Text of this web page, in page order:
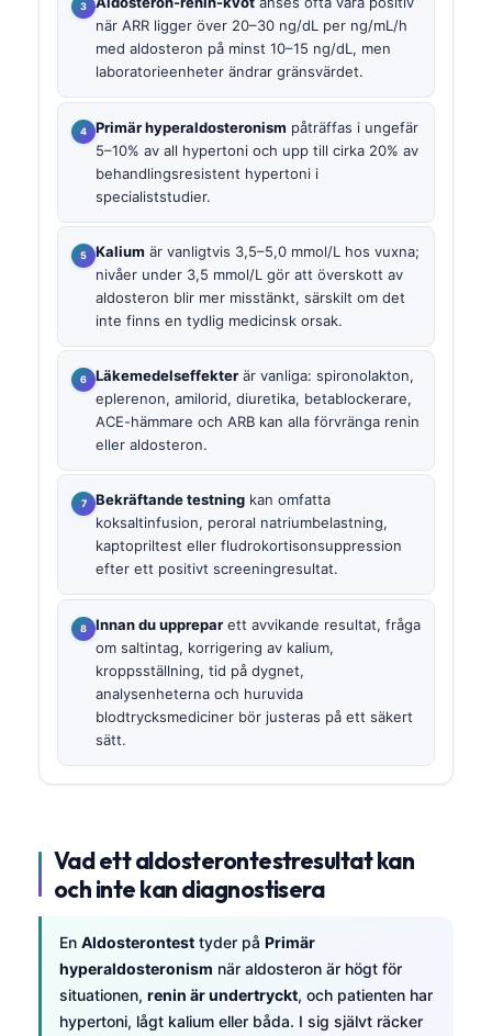
när ARR ligger över 20–30 ng/dL per ng/mL/h
med aldosteron på minst 10–15 ng/dL, men
laboratorieenheter ändrar gränsvärdet.
Primär hyperaldosteronism påträffas i ungefär
5–10% av all hypertoni och upp till cirka 20% av
behandlingsresistent hypertoni i
specialiststudier.
Kalium är vanligtvis 3,5–5,0 mmol/L hos vuxna;
nivåer under 3,5 mmol/L gör att överskott av
aldosteron blir mer misstänkt, särskilt om det
inte finns en tydlig medicinsk orsak.
Läkemedelseffekter är vanliga: spironolakton,
eplerenon, amilorid, diuretika, betablockerare,
ACE-hämmare och ARB kan alla förvränga renin
eller aldosteron.
Bekräftande testning kan omfatta
koksaltinfusion, peroral natriumbelastning,
kaptopriltest eller fludrokortisonsuppression
efter ett positivt screeningresultat.
Innan du upprepar ett avvikande resultat, fråga
om saltintag, korrigering av kalium,
kroppsställning, tid på dygnet,
analysenheterna och huruvida
blodtrycksmediciner bör justeras på ett säkert
sätt.
Vad ett aldosterontestresultat kan
och inte kan diagnostisera
En Aldosterontest tyder på Primär
hyperaldosteronism när aldosteron är högt för
situationen, renin är undertryckt, och patienten har
hypertoni, lågt kalium eller båda. I sig självt räcker